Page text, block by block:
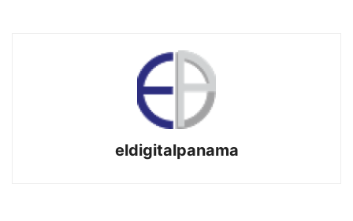
eldigitalpanama